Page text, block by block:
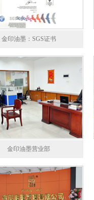
金印油墨：SGS证书
金印油墨营业部